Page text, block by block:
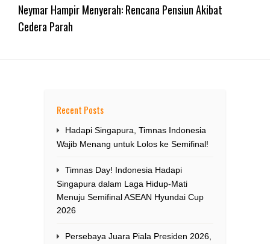
Neymar Hampir Menyerah: Rencana Pensiun Akibat
Cedera Parah
Recent Posts
Hadapi Singapura, Timnas Indonesia
Wajib Menang untuk Lolos ke Semifinal!
Timnas Day! Indonesia Hadapi
Singapura dalam Laga Hidup-Mati
Menuju Semifinal ASEAN Hyundai Cup
2026
Persebaya Juara Piala Presiden 2026,